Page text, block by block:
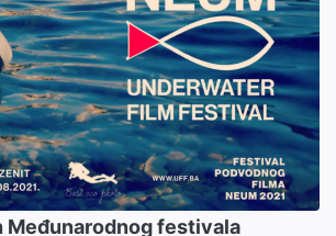
Međunarodnog festivala